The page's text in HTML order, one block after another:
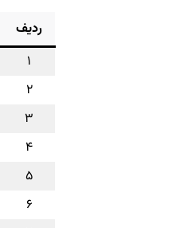
ردیف
۱
۲
۳
۴
۵
۶